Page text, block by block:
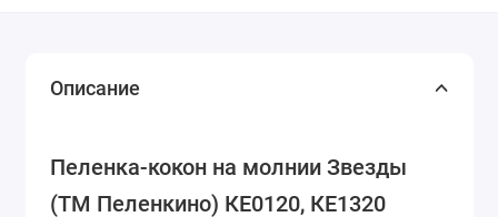
Описание
Пеленка-кокон на молнии Звезды
(ТМ Пеленкино) КЕ0120, КЕ1320